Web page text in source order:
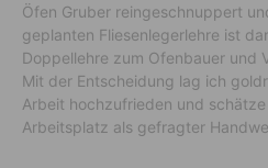
Öfen Gruber reingeschnuppert
geplanten Fliesenlegerlehre ist
Doppellehre zum Ofenbauer und
Mit der Entscheidung lag ich
Arbeit hochzufrieden und
Arbeitsplatz als gefragter